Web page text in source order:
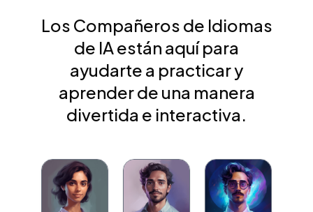
Los Compañeros de Idiomas
de IA están aquí para
ayudarte a practicar y
aprender de una manera
divertida e interactiva.